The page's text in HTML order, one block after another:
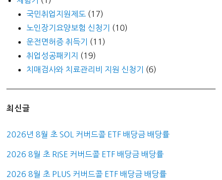
국민취업지원제도 (17)
노인장기요양보험 신청기
(10)
운전면허증 취득기
(11)
취업성공패키지
(19)
치매검사와 치료관리비 지원 신청기
(6)
최신글
2026년 8월 초 SOL 커버드콜 ETF 배당금 배당률
2026 8월 초 RISE 커버드콜 ETF 배당금 배당률
2026 8월 초 PLUS 커버드콜 ETF 배당금 배당률